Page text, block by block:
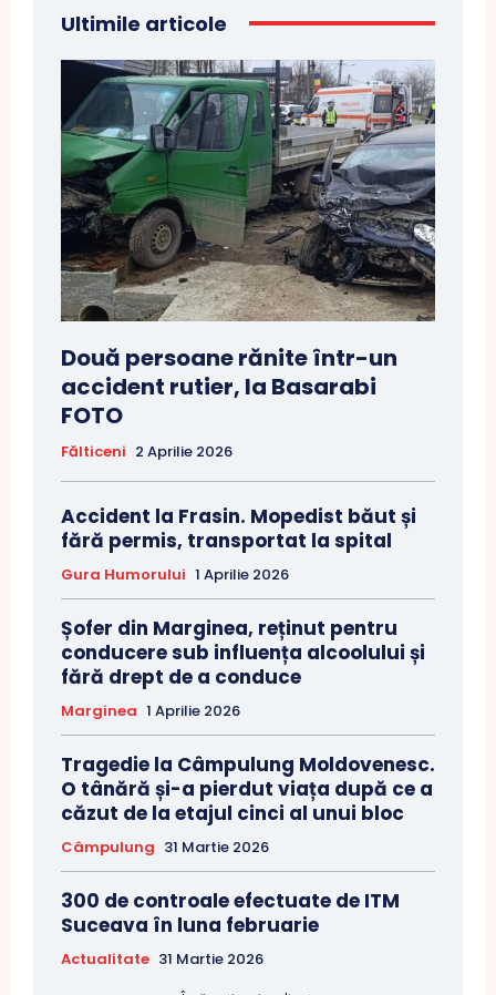
Ultimile articole
Două persoane rănite într-un
accident rutier, la Basarabi
FOTO
Fălticeni 2 Aprilie 2026
Accident la Frasin. Mopedist băut și
fără permis, transportat la spital
Gura Humorului 1 Aprilie 2026
Șofer din Marginea, reținut pentru
conducere sub influența alcoolului și
fără drept de a conduce
Marginea 1 Aprilie 2026
Tragedie la Câmpulung Moldovenesc.
O tânără și-a pierdut viața după ce a
căzut de la etajul cinci al unui bloc
Câmpulung 31 Martie 2026
300 de controale efectuate de ITM
Suceava în luna februarie
Actualitate 31 Martie 2026